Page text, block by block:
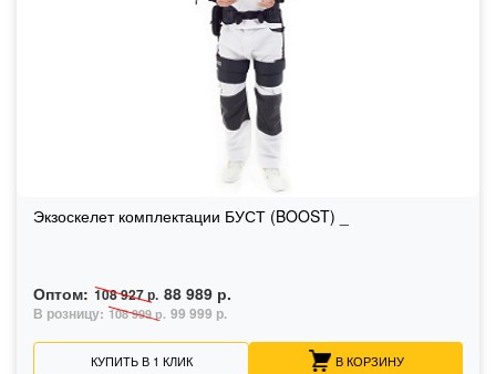
Экзоскелет комплектации БУСТ (BOOST) _
Оптом: 108 927 р. 88 989 р.
В розницу: 108 999 р. 99 999 р.
КУПИТЬ В 1 КЛИК В КОРЗИНУ